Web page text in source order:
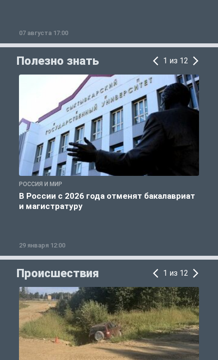
07 августа 17:00
Полезно знать 1 из 12
РОССИЯ И МИР
В России с 2026 года отменят бакалавриат
и магистратуру
29 января 12:00
Происшествия 1 из 12